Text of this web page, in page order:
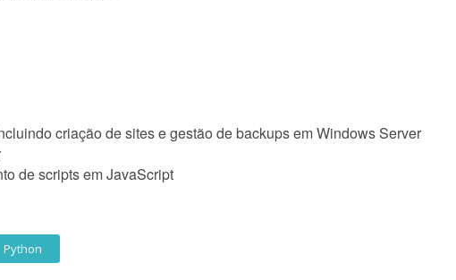
criação de sites e gestão de backups em Windows Server
de scripts em JavaScript
Python